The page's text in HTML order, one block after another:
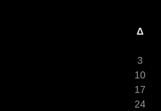
Δ
3
10
17
24